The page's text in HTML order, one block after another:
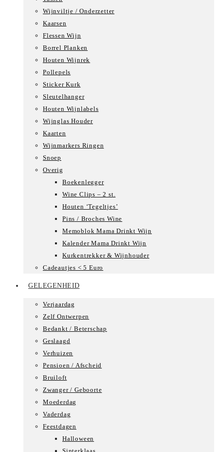
Wijnviltje / Onderzetter
Kaarsen
Flessen Wijn
Borrel Planken
Houten Wijnrek
Pollepels
Sticker Kurk
Sleutelhanger
Houten Wijnlabels
Wijnglas Houder
Kaarten
Wijnmarkers Ringen
Snoep
Overig
Boekenlegger
Wine Clips – 2 st.
Houten ‘Tegeltjes’
Pins / Broches Wine
Memoblok Mama Drinkt Wijn
Kalender Mama Drinkt Wijn
Kurkentrekker & Wijnhouder
Cadeautjes < 5 Euro
GELEGENHEID
Verjaardag
Zelf Ontwerpen
Bedankt / Beterschap
Geslaagd
Verhuizen
Pensioen / Afscheid
Bruiloft
Zwanger / Geboorte
Moederdag
Vaderdag
Feestdagen
Halloween